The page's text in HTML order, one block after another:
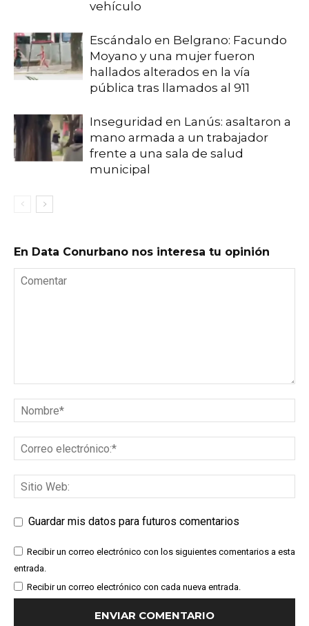
vehículo
Escándalo en Belgrano: Facundo
Moyano y una mujer fueron
hallados alterados en la vía
pública tras llamados al 911
Inseguridad en Lanús: asaltaron a
mano armada a un trabajador
frente a una sala de salud
municipal
En Data Conurbano nos interesa tu opinión
Guardar mis datos para futuros comentarios
Recibir un correo electrónico con los siguientes comentarios a esta
entrada.
Recibir un correo electrónico con cada nueva entrada.